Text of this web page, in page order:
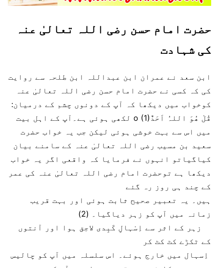
حضرت امام حسن رضی اللہ تعالیٰ عنہ
کی شہادت
ابن سعد نے عمران ابن عبداللہ ابن طلحہ سے روایت
کی کہ کسی نے حضرت امام حسن رضی اللہ تعالیٰ عنہ
کوخواب میں دیکھا کہ آپ کے دونوں چشم کے درمیان:
قُلْ ھُوَ اللہُ اَحَدٌo (1) لکھی ہوئی ہے۔آپ کے اہل بیت
میں اس سے بہت خوشی ہوئی لیکن جب یہ خواب حضرت
سعید بن مسیب رضی اللہ تعالیٰ عنہ کے سامنے بیان
کیاگیاتو انہوں نے فرمایا کہ واقعی اگر یہ خواب
دیکھا ہے توحضرت امام رضی اللہ تعالیٰ عنہ کی عمر
کے چند ہی روز رہ گئے
ہیں۔ یہ تعبیر صحیح ثابت ہوئی اور بہت قریب
زمانہ میں آپ کو زہر دیاگیا۔ (2)
زہر کے اثر سے اِسْہالِ کَبِدی لاحِق ہوا اور آنتوں
کے ٹکڑے کٹ کٹ کر
اِسہال میں خارج ہوئے۔ اس سلسلہ میں آپ کو چالیس